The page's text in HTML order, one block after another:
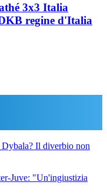
3x3 Italia
regine d'Italia
Il diverbio non
Juve: "Un'ingiustizia